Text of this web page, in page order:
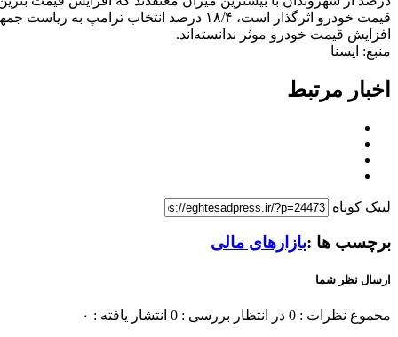
افزایش قیمت خودرو موثر ندانسته‌اند.
منبع: ایسنا
اخبار مرتبط
لینک کوتاه
برچسب ها :بازار‌های مالی
ارسال نظر شما
مجموع نظرات : 0 در انتظار بررسی : 0 انتشار یافته : ۰